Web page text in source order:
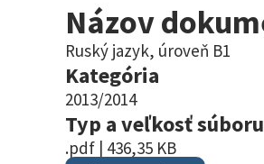
Názov
Ruský jazyk, úroveň B1
Kategória
2013/2014
Typ a veľkosť súboru
.pdf | 436,35 KB